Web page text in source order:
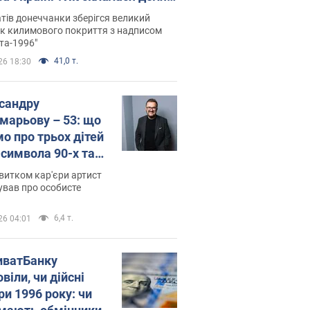
яка 30 років тому
"золото" Олімпіади
донеччанки зберігся великий
килимового покриття з надписом
1996"
18:30 41,0 т.
– 53: що
про трьох дітей
90-х та
вони
кар'єри артист
про особисте
04:01 6,4 т.
чи дійсні
1996 року: чи